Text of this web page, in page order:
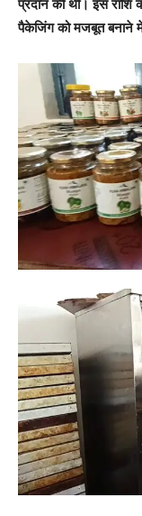
प्रदान की थी। इस राशि
पैकेजिंग को मजबूत बनाने